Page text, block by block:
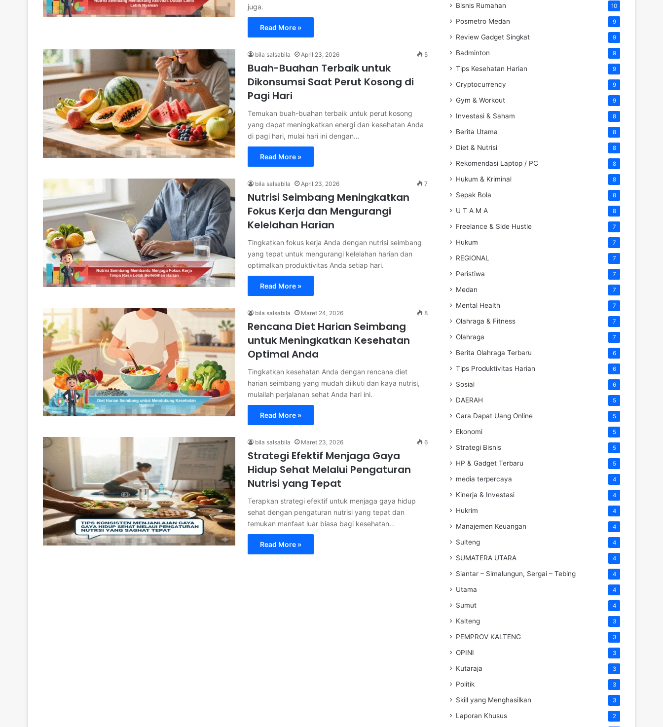
juga.
Read More »
bila salsabila April 23, 2026 5
Buah-Buahan Terbaik untuk
Dikonsumsi Saat Perut Kosong di
Pagi Hari
Temukan buah-buahan terbaik untuk perut kosong
yang dapat meningkatkan energi dan kesehatan Anda
di pagi hari, mulai hari ini dengan…
Read More »
bila salsabila April 23, 2026 7
Nutrisi Seimbang Meningkatkan
Fokus Kerja dan Mengurangi
Kelelahan Harian
Tingkatkan fokus kerja Anda dengan nutrisi seimbang
yang tepat untuk mengurangi kelelahan harian dan
optimalkan produktivitas Anda setiap hari.
Read More »
bila salsabila Maret 24, 2026 8
Rencana Diet Harian Seimbang
untuk Meningkatkan Kesehatan
Optimal Anda
Tingkatkan kesehatan Anda dengan rencana diet
harian seimbang yang mudah diikuti dan kaya nutrisi,
mulailah perjalanan sehat Anda hari ini.
Read More »
bila salsabila Maret 23, 2026 6
Strategi Efektif Menjaga Gaya
Hidup Sehat Melalui Pengaturan
Nutrisi yang Tepat
Terapkan strategi efektif untuk menjaga gaya hidup
sehat dengan pengaturan nutrisi yang tepat dan
temukan manfaat luar biasa bagi kesehatan…
Read More »
Bisnis Rumahan 10
Posmetro Medan 9
Review Gadget Singkat 9
Badminton 9
Tips Kesehatan Harian 9
Cryptocurrency 9
Gym & Workout 9
Investasi & Saham 8
Berita Utama 8
Diet & Nutrisi 8
Rekomendasi Laptop / PC 8
Hukum & Kriminal 8
Sepak Bola 8
U T A M A 8
Freelance & Side Hustle 7
Hukum 7
REGIONAL 7
Peristiwa 7
Medan 7
Mental Health 7
Olahraga & Fitness 7
Olahraga 7
Berita Olahraga Terbaru 6
Tips Produktivitas Harian 6
Sosial 6
DAERAH 5
Cara Dapat Uang Online 5
Ekonomi 5
Strategi Bisnis 5
HP & Gadget Terbaru 5
media terpercaya 4
Kinerja & Investasi 4
Hukrim 4
Manajemen Keuangan 4
Sulteng 4
SUMATERA UTARA 4
Siantar – Simalungun, Sergai – Tebing 4
Utama 4
Sumut 4
Kalteng 3
PEMPROV KALTENG 3
OPINI 3
Kutaraja 3
Politik 3
Skill yang Menghasilkan 3
Laporan Khusus 2